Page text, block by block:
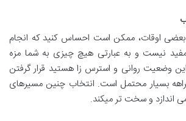
اوقات، ممکن است احساس کنید که انجام
نیست و به عبارتی هیچ چیزی به شما مزه
وضعیت روانی و استرس زا هستید قرار گرفتن
بسیار محتمل است. انتخاب چنین مسیرهای
اندازد و سخت تر میکند.